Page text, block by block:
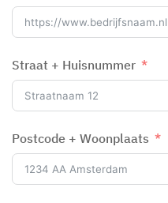
Straat + Huisnummer
Postcode + Woonplaats